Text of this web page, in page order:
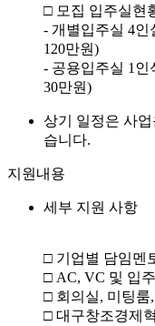
□ 모집 입주실현
- 개별입주실 4인
120만원)
- 공용입주실 1인
30만원)
상기 일정은 사
습니다.
지원내용
세부 지원 사항
□ 기업별 담임멘
□ AC, VC 및 입
□ 회의실, 미팅룸
□ 대구창조경제